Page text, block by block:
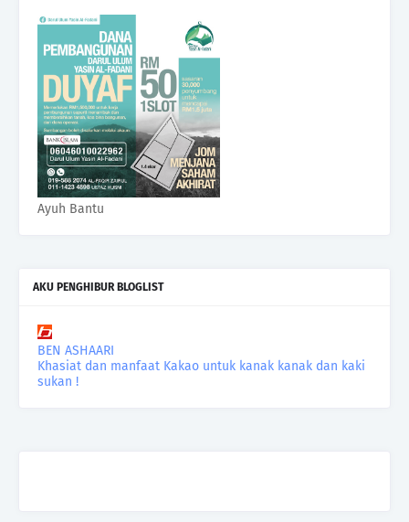
Ayuh Bantu
AKU PENGHIBUR BLOGLIST
BEN ASHAARI
Khasiat dan manfaat Kakao untuk kanak kanak dan kaki
sukan !